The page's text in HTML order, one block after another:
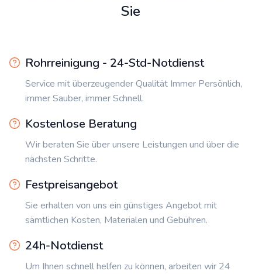
Sie
Rohrreinigung - 24-Std-Notdienst
Service mit überzeugender Qualität Immer Persönlich,
immer Sauber, immer Schnell.
Kostenlose Beratung
Wir beraten Sie über unsere Leistungen und über die
nächsten Schritte.
Festpreisangebot
Sie erhalten von uns ein günstiges Angebot mit
sämtlichen Kosten, Materialen und Gebühren.
24h-Notdienst
Um Ihnen schnell helfen zu können, arbeiten wir 24